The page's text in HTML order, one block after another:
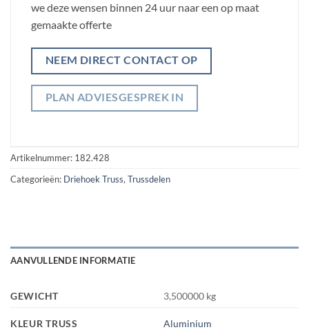
we deze wensen binnen 24 uur naar een op maat
gemaakte offerte
NEEM DIRECT CONTACT OP
PLAN ADVIESGESPREK IN
Artikelnummer: 182.428
Categorieën: Driehoek Truss, Trussdelen
AANVULLENDE INFORMATIE
GEWICHT 3,500000 kg
KLEUR TRUSS Aluminium